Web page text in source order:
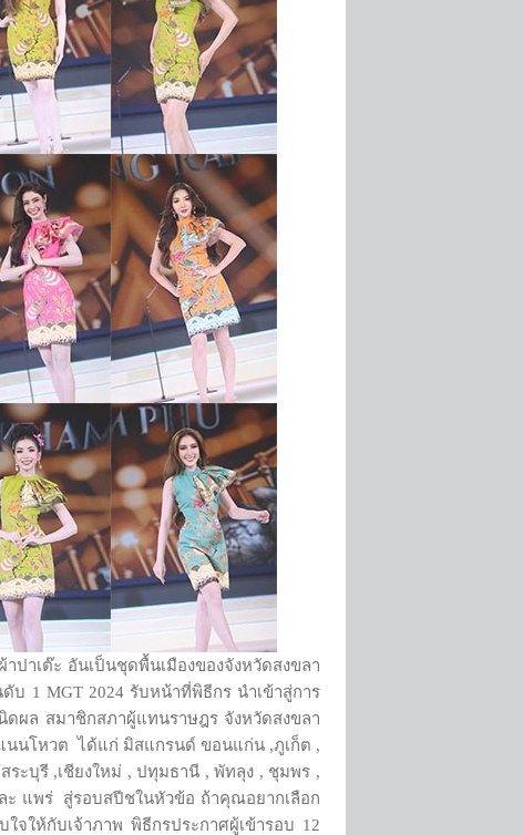
ปาเต๊ะ อันเป็นชุดพื้นเมืองของจังหวัดสงขลา
1 MGT 2024 รับหน้าที่พิธีกร นำเข้าสู่การ
ผล สมาชิกสภาผู้แทนราษฎร จังหวัดสงขลา
นนโหวต ได้แก่ มิสแกรนด์ ขอนแก่น ,ภูเก็ต ,
ะบุรี ,เชียงใหม่ , ปทุมธานี , พัทลุง , ชุมพร ,
ะ แพร่ สู่รอบสปีชในหัวข้อ ถ้าคุณอยากเลือก
จให้กับเจ้าภาพ พิธีกรประกาศผู้เข้ารอบ 12